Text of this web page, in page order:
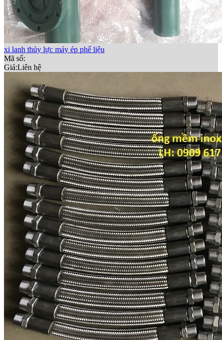
xi lanh thủy lực máy ép phế liệu
Mã số:
Giá:Liên hệ